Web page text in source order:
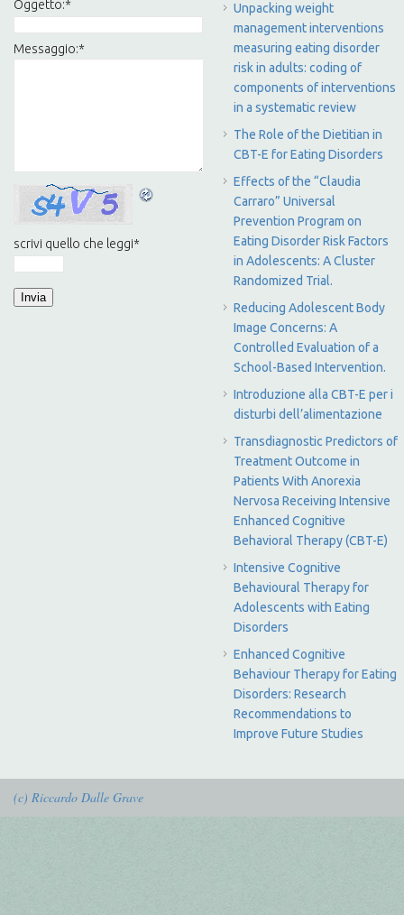
Oggetto:*
Messaggio:*
scrivi quello che leggi*
Unpacking weight
management interventions
measuring eating disorder
risk in adults: coding of
components of interventions
in a systematic review
The Role of the Dietitian in
CBT-E for Eating Disorders
Effects of the “Claudia
Carraro” Universal
Prevention Program on
Eating Disorder Risk Factors
in Adolescents: A Cluster
Randomized Trial.
Reducing Adolescent Body
Image Concerns: A
Controlled Evaluation of a
School-Based Intervention.
Introduzione alla CBT-E per i
disturbi dell’alimentazione
Transdiagnostic Predictors of
Treatment Outcome in
Patients With Anorexia
Nervosa Receiving Intensive
Enhanced Cognitive
Behavioral Therapy (CBT-E)
Intensive Cognitive
Behavioural Therapy for
Adolescents with Eating
Disorders
Enhanced Cognitive
Behaviour Therapy for Eating
Disorders: Research
Recommendations to
Improve Future Studies
(c) Riccardo Dalle Grave